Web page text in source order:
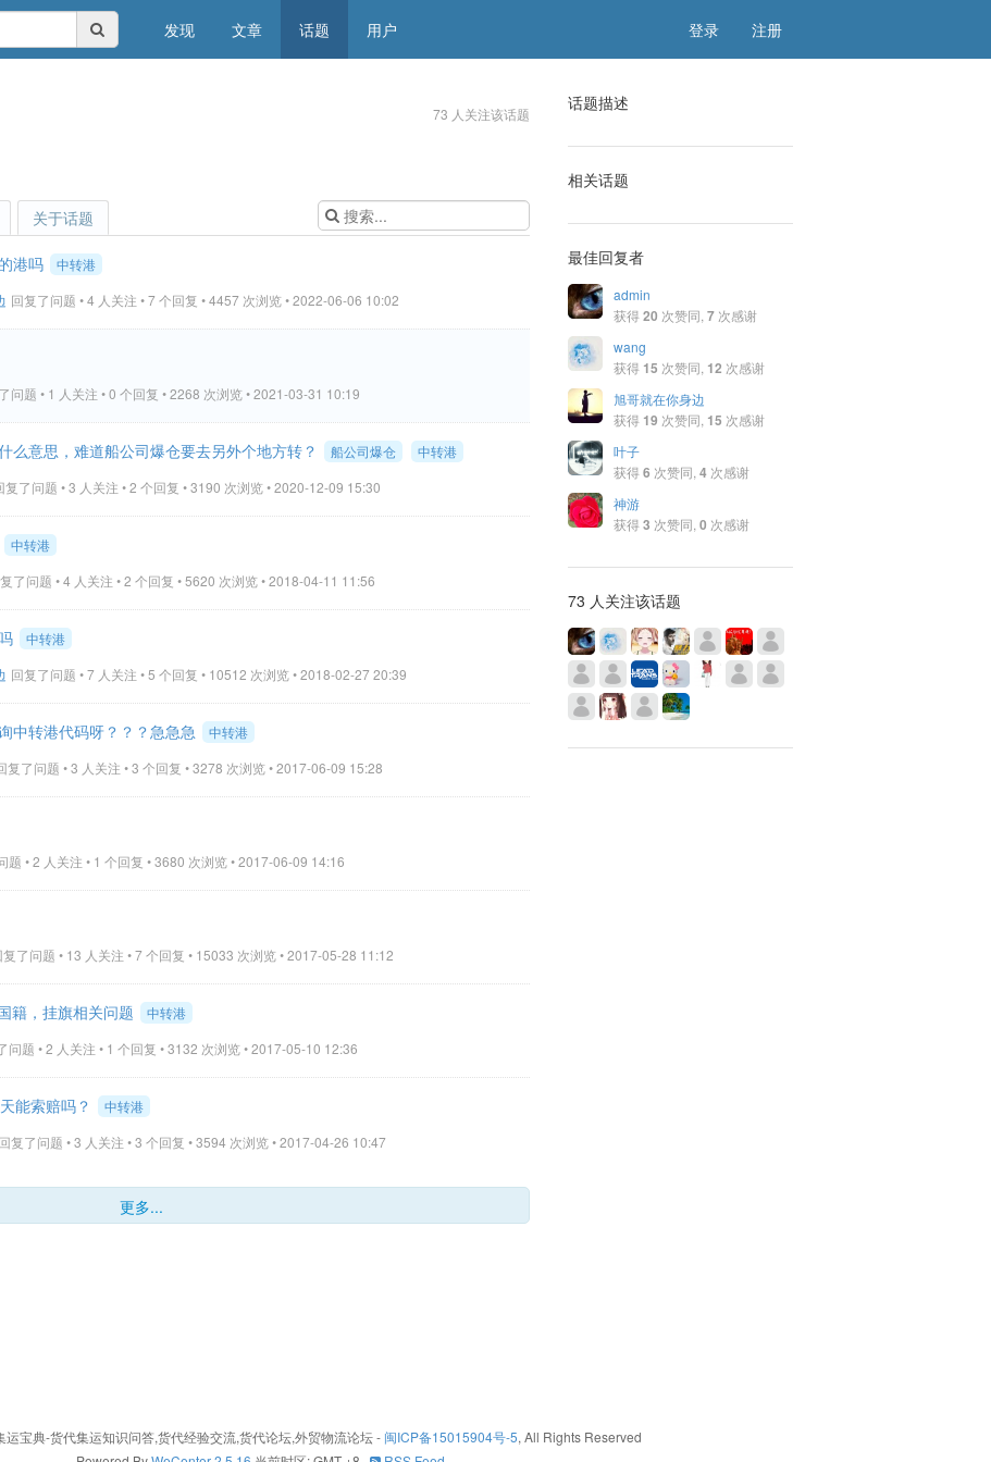
发现 文章 话题 用户 注册
登录
73 人关注该话题
关于话题
港吗
中转港
回复了问题 • 4 人关注 • 7 个回复 • 4457 次浏览 • 2022-06-06 10:02
问题 • 1 人关注 • 0 个回复 • 2268 次浏览 • 2021-03-31 10:19
么意思，难道船公司爆仓要去另外个地方转？ 船公司爆仓
中转港
复了问题 • 3 人关注 • 2 个回复 • 3190 次浏览 • 2020-12-09 15:30
中转港
了问题 • 4 人关注 • 2 个回复 • 5620 次浏览 • 2018-04-11 11:56
中转港
回复了问题 • 7 人关注 • 5 个回复 • 10512 次浏览 • 2018-02-27 20:39
中转港代码呀？？？急急急
中转港
复了问题 • 3 人关注 • 3 个回复 • 3278 次浏览 • 2017-06-09 15:28
题 • 2 人关注 • 1 个回复 • 3680 次浏览 • 2017-06-09 14:16
复了问题 • 13 人关注 • 7 个回复 • 15033 次浏览 • 2017-05-28 11:12
籍，挂旗相关问题
中转港
问题 • 2 人关注 • 1 个回复 • 3132 次浏览 • 2017-05-10 12:36
能索赔吗？
中转港
回复了问题 • 3 人关注 • 3 个回复 • 3594 次浏览 • 2017-04-26 10:47
更多...
话题描述
相关话题
最佳回复者
admin
获得20 次赞同, 7次感谢
wang
获得 15 次赞同, 12 次感谢
旭哥就在你身边
获得 19 次赞同, 15 次感谢
叶子
获得6 次赞同, 4次感谢
神游
获得3 次赞同, 0 次感谢
73 人关注该话题
宝典-货代集运知识问答,货代经验交流,货代论坛,外贸物流论坛- 闽ICP备15015904号-5, All Rights Reserved